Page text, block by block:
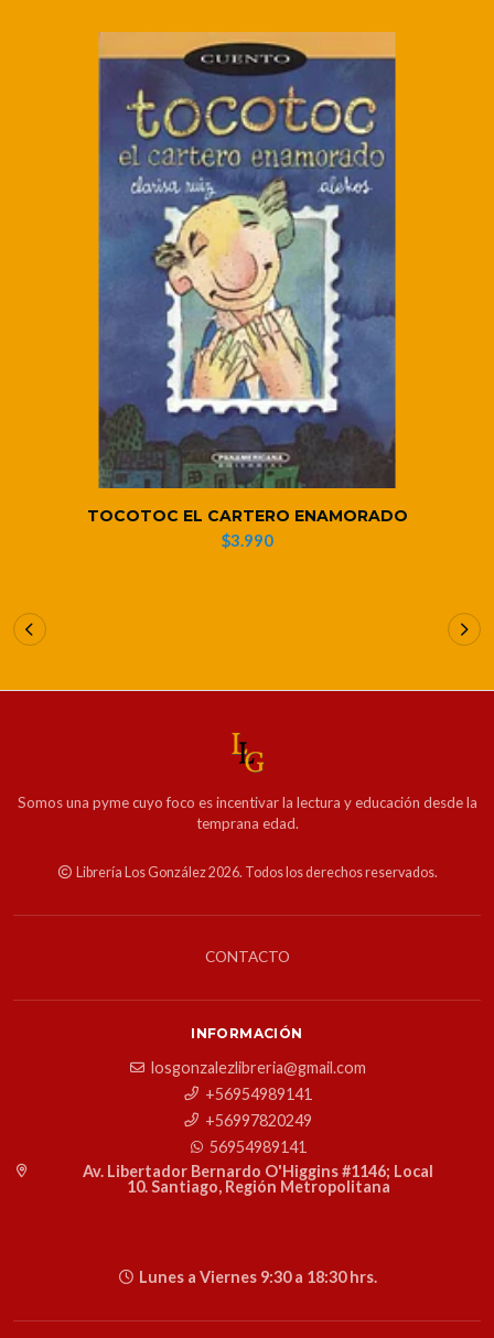
TOCOTOC EL CARTERO ENAMORADO
$3.990
Somos una pyme cuyo foco es incentivar la lectura y educación desde la
temprana edad.
Librería Los González 2026. Todos los derechos reservados.
CONTACTO
INFORMACIÓN
losgonzalezlibreria@gmail.com
+56954989141
+56997820249
56954989141
Av. Libertador Bernardo O'Higgins #1146; Local
10. Santiago, Región Metropolitana
Lunes a Viernes 9:30 a 18:30 hrs.